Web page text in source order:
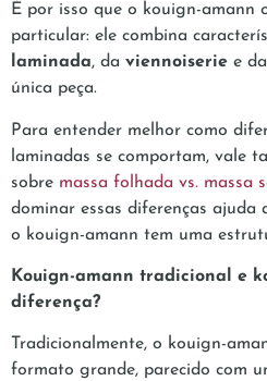
É por isso que o kouign-
particular: ele combina
laminada, da viennoiserie e da
única peça.
Para entender melhor como
laminadas se comportam, vale
sobre massa folhada vs. massa
dominar essas diferenças ajuda
o kouign-amann tem uma
Kouign-amann tradicional e
diferença?
Tradicionalmente, o kouign-
formato grande, parecido com